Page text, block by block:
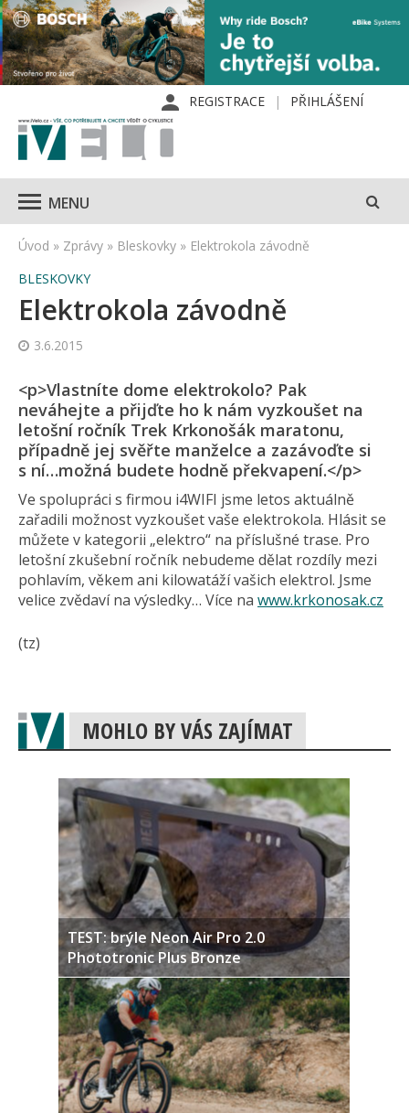
REGISTRACE PŘIHLÁŠENÍ
MENU
Úvod » Zprávy » Bleskovky » Elektrokola závodně
BLESKOVKY
Elektrokola závodně
3.6.2015
<p>Vlastníte dome elektrokolo? Pak
neváhejte a přijďte ho k nám vyzkoušet na
letošní ročník Trek Krkonošák maratonu,
případně jej svěřte manželce a zazávoďte si
s ní…možná budete hodně překvapení.</p>
Ve spolupráci s firmou i4WIFI jsme letos aktuálně
zařadili možnost vyzkoušet vaše elektrokola. Hlásit se
můžete v kategorii „elektro“ na příslušné trase. Pro
letošní zkušební ročník nebudeme dělat rozdíly mezi
pohlavím, věkem ani kilowatáží vašich elektrol. Jsme
velice zvědaví na výsledky… Více na www.krkonosak.cz
(tz)
MOHLO BY VÁS ZAJÍMAT
TEST: brýle Neon Air Pro 2.0
Phototronic Plus Bronze